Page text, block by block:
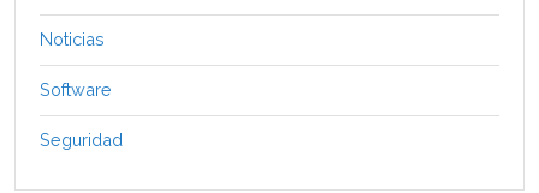
Noticias
Software
Seguridad